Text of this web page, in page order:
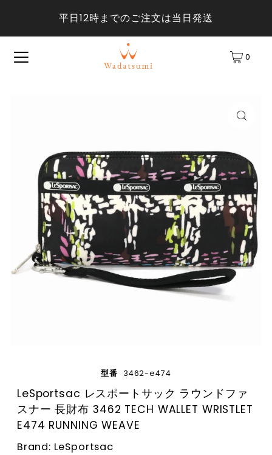
平日12時までのご注文は当日発送
0
型番 3462-e474
LeSportsac レスポートサック ラウンドファ
スナー 長財布 3462 TECH WALLET WRISTLET
E474 RUNNING WEAVE
Brand: LeSportsac